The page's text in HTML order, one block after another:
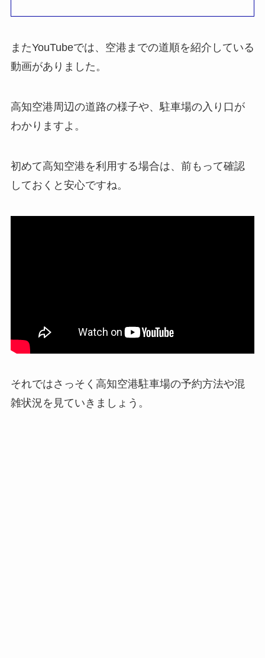
またYouTubeでは、空港までの道順を紹介している
動画がありました。
高知空港周辺の道路の様子や、駐車場の入り口が
わかりますよ。
初めて高知空港を利用する場合は、前もって確認
しておくと安心ですね。
それではさっそく高知空港駐車場の予約方法や混
雑状況を見ていきましょう。